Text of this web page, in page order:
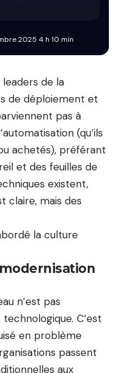
2025 4 h 10 min
de la
de déploiement et
pas à
(qu’ils
achetés), préférant
et des feuilles de
existent,
claire, mais des
la culture
n’est pas
C’est
en problème
passent
aux